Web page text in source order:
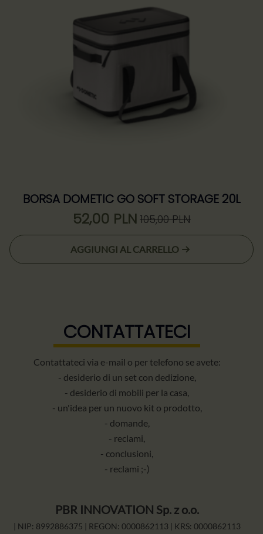
BORSA DOMETIC GO SOFT STORAGE 20L
105,00PLN
Il
prezzo
originale
52,00 PLN
Il
prezzo
attuale
AGGIUNGI AL CARRELLO
CONTATTATECI
Contattateci via e-mail o per telefono se avete:
- desiderio di un set con dedizione,
- desiderio di mobili per la casa,
- un'idea per un nuovo kit o prodotto,
- domande,
- reclami,
- conclusioni,
- reclami ;-)
PBR INNOVATION Sp. z o.o.
| NIP: 8992886375 | REGON: 0000862113 | KRS: 0000862113